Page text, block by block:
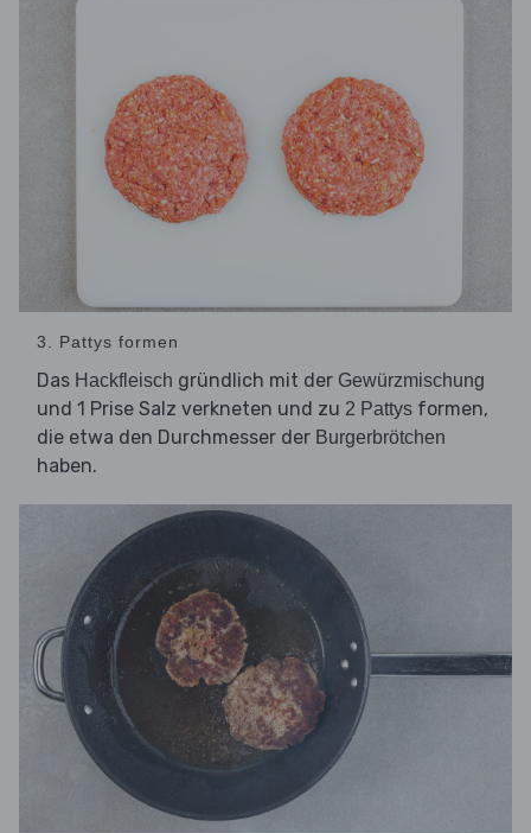
3. Pattys formen
Das Hackfleisch gründlich mit der Gewürzmischung
und 1 Prise Salz verkneten und zu 2 Pattys formen,
die etwa den Durchmesser der Burgerbrötchen
haben.